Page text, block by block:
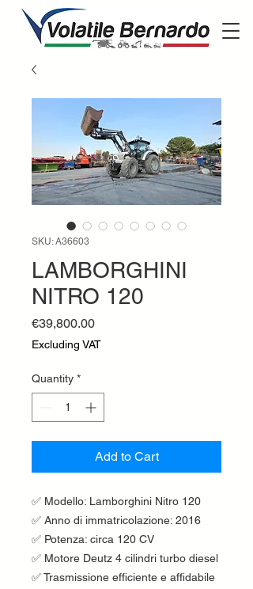
SKU: A36603
LAMBORGHINI
NITRO 120
€39,800.00Price
Excluding VAT
Quantity *
Add to Cart
✅ Modello: Lamborghini Nitro 120
✅ Anno di immatricolazione: 2016
✅ Potenza: circa 120 CV
✅ Motore Deutz 4 cilindri turbo diesel
✅ Trasmissione efficiente e affidabile